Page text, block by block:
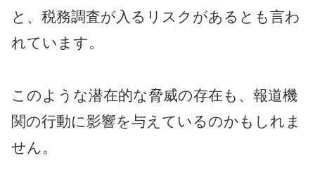
と、税務調査が入るリスクがあるとも言わ
れています。
このような潜在的な脅威の存在も、報道機
関の行動に影響を与えているのかもしれま
せん。